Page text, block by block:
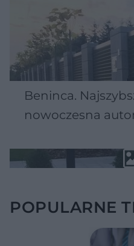
Beninca.
nowoczesna
POPULARNE